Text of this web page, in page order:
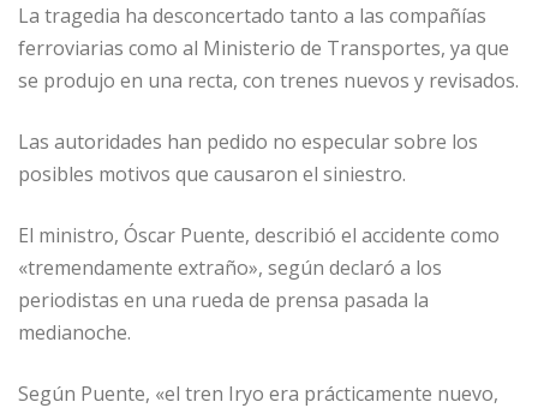
La tragedia ha desconcertado tanto a las compañías
ferroviarias como al Ministerio de Transportes, ya que
se produjo en una recta, con trenes nuevos y revisados.
Las autoridades han pedido no especular sobre los
posibles motivos que causaron el siniestro.
El ministro, Óscar Puente, describió el accidente como
«tremendamente extraño», según declaró a los
periodistas en una rueda de prensa pasada la
medianoche.
Según Puente, «el tren Iryo era prácticamente nuevo,